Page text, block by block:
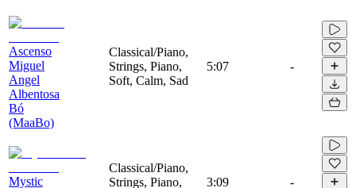
Ascenso
Miguel
Angel
Albentosa
Bó
(MaaBo)
Classical/Piano,
Strings, Piano,
Soft, Calm, Sad
5:07 -
Mystic
Classical/Piano,
Strings, Piano,
3:09 -